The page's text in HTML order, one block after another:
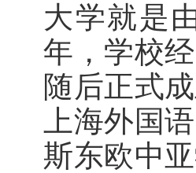
大学就是
年，学校
随后正式
上海外国
斯东欧中